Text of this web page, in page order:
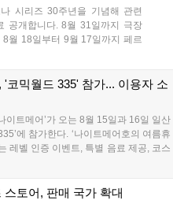
시리즈 30주년을 기념해 관련
공개합니다. 8월 31일까지 극장
월 18일부터 9월 17일까지 페르
터 10월 14일까지 페르소나5 시
기념 영상 및 대형 전광판에 소
코믹월드 335' 참가... 이용자 소
이트메어’가 오는 8월 15일과 16일 일산
에 참가한다. ‘나이트메어호의 여름휴
레벨 인증 이벤트, 특별 음료 제공, 코스
사가 진행된다. 유명 코스어 7인이 캐릭
확인 가능하다....
토어, 판매 국가 확대